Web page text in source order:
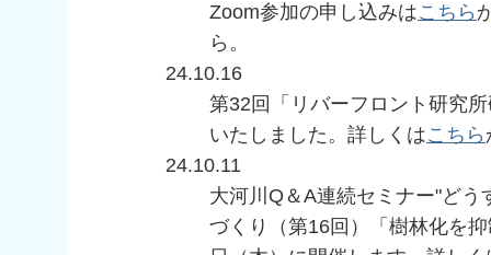
Zoom参加の申し込みはこちら
ら。
24.10.16
第32回「リバーフロント研究
いたしました。詳しくはこちら
24.10.11
大河川Q＆A連続セミナー"ど
づくり（第16回）「樹林化を